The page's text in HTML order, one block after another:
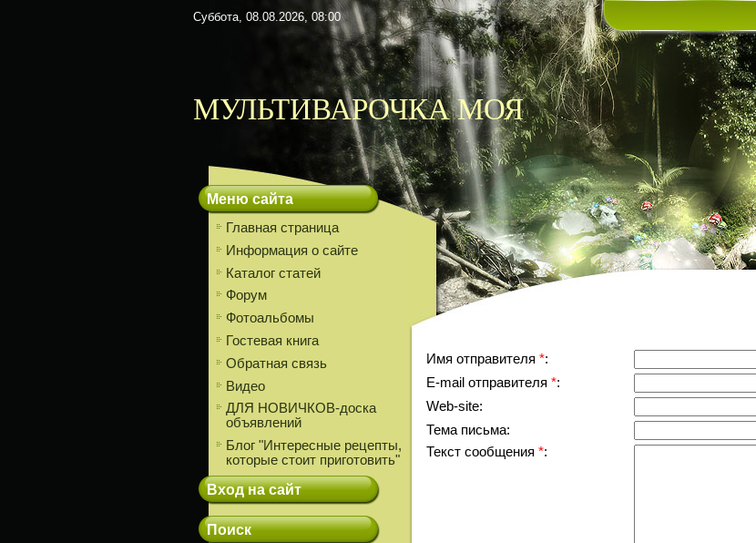
Суббота, 08.08.2026, 08:00
МУЛЬТИВАРОЧКА МОЯ
Меню сайта
Главная страница
Информация о сайте
Каталог статей
Форум
Фотоальбомы
Гостевая книга
Обратная связь
Видео
ДЛЯ НОВИЧКОВ-доска
объявлений
Блог "Интересные рецепты,
которые стоит приготовить"
Вход на сайт
Поиск
Имя отправителя *:
E-mail отправителя *:
Web-site:
Тема письма:
Текст сообщения *: